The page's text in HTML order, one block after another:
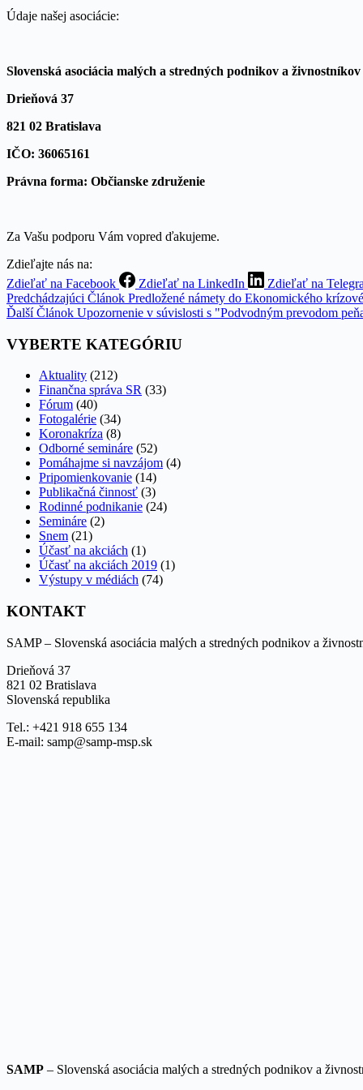
Údaje našej asociácie:
Slovenská asociácia malých a stredných podnikov a živnostníkov
Drieňová 37
821 02 Bratislava
IČO: 36065161
Právna forma: Občianske združenie
Za Vašu podporu Vám vopred ďakujeme.
Zdieľajte nás na:
Zdieľať na Facebook
Zdieľať na LinkedIn Zdieľať na
Predchádzajúci Článok Predložené námety do Ekonomického
ĎalšíČlánok Upozornenie v súvislosti s "Podvodným prevodom
VYBERTE KATEGÓRIU
Aktuality (212)
Finančna správa SR (33)
Fórum (40)
Fotogalérie (34)
Koronakríza (8)
Odborné semináre (52)
Pomáhajme si navzájom (4)
Pripomienkovanie (14)
Publikačná činnosť (3)
Rodinné podnikanie (24)
Semináre (2)
Snem (21)
Účasť na akciách (1)
Účasť na akciách 2019 (1)
Výstupy v médiách (74)
KONTAKT
SAMP – Slovenská asociácia malých a stredných podnikov a
Drieňová 37
821 02 Bratislava
Slovenská republika
Tel.: +421 918 655 134
E-mail: samp@samp-msp.sk
SAMP – Slovenská asociácia malých a stredných podnikov a